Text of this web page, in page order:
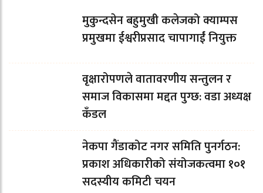
मुकुन्दसेन बहुमुखी कलेजको क्याम्पस
प्रमुखमा ईश्वरीप्रसाद चापागाईं नियुक्त
वृक्षारोपणले वातावरणीय सन्तुलन र
समाज विकासमा मद्दत पुग्छ: वडा अध्यक्ष
कँडल
नेकपा गैंडाकोट नगर समिति पुनर्गठन:
प्रकाश अधिकारीको संयोजकत्वमा १०१
सदस्यीय कमिटी चयन